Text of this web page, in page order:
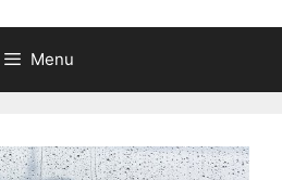
Menu